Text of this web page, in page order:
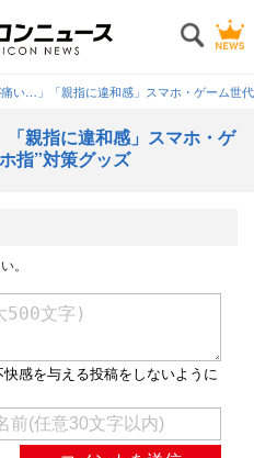
痛い…」「親指に違和感」スマホ・ゲーム世
親指に違和感」スマホ・ゲ
指”対策グッズ
。